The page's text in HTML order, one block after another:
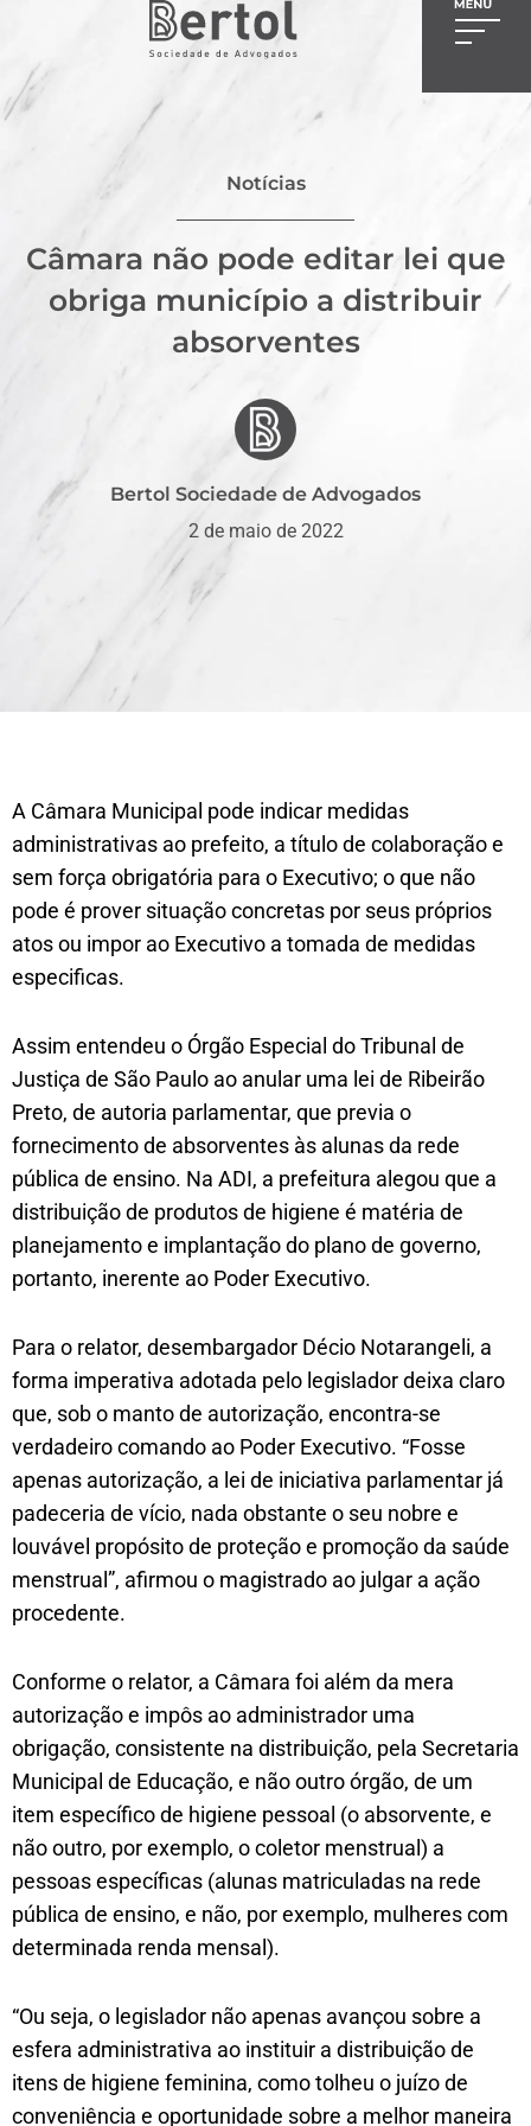
Notícias
Câmara não pode editar lei que
obriga município a distribuir
absorventes
Bertol Sociedade de Advogados
2 de maio de 2022
A Câmara Municipal pode indicar medidas
administrativas ao prefeito, a título de colaboração e
sem força obrigatória para o Executivo; o que não
pode é prover situação concretas por seus próprios
atos ou impor ao Executivo a tomada de medidas
especificas.
Assim entendeu o Órgão Especial do Tribunal de
Justiça de São Paulo ao anular uma lei de Ribeirão
Preto, de autoria parlamentar, que previa o
fornecimento de absorventes às alunas da rede
pública de ensino. Na ADI, a prefeitura alegou que a
distribuição de produtos de higiene é matéria de
planejamento e implantação do plano de governo,
portanto, inerente ao Poder Executivo.
Para o relator, desembargador Décio Notarangeli, a
forma imperativa adotada pelo legislador deixa claro
que, sob o manto de autorização, encontra-se
verdadeiro comando ao Poder Executivo. “Fosse
apenas autorização, a lei de iniciativa parlamentar já
padeceria de vício, nada obstante o seu nobre e
louvável propósito de proteção e promoção da saúde
menstrual”, afirmou o magistrado ao julgar a ação
procedente.
Conforme o relator, a Câmara foi além da mera
autorização e impôs ao administrador uma
obrigação, consistente na distribuição, pela Secretaria
Municipal de Educação, e não outro órgão, de um
item específico de higiene pessoal (o absorvente, e
não outro, por exemplo, o coletor menstrual) a
pessoas específicas (alunas matriculadas na rede
pública de ensino, e não, por exemplo, mulheres com
determinada renda mensal).
“Ou seja, o legislador não apenas avançou sobre a
esfera administrativa ao instituir a distribuição de
itens de higiene feminina, como tolheu o juízo de
conveniência e oportunidade sobre a melhor maneira